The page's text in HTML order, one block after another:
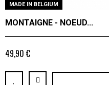
MADE IN BELGIUM
MONTAIGNE - NOEUD...
49,90 €